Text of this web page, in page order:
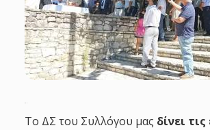
Το ΔΣ του Συλλόγου μας δίνει